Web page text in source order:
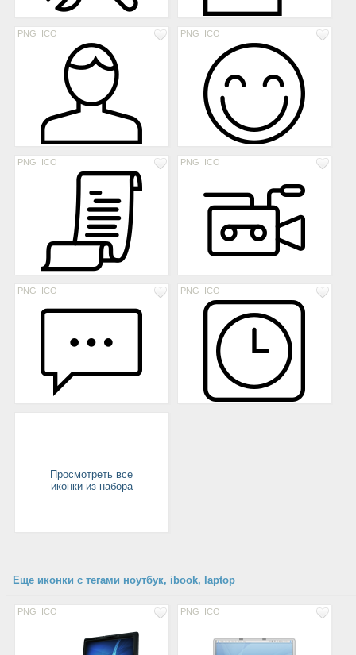
PNG ICO PNG ICO
PNG ICO PNG ICO
PNG ICO PNG ICO
Просмотреть все
иконки из набора
Еще иконки с тегами ноутбук, ibook, laptop
PNG ICO PNG ICO